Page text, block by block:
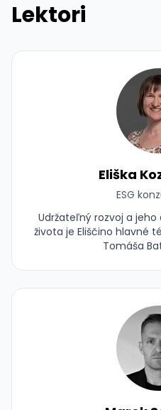
Lektori
Eliška
ESG
Udržateľný rozvoj a
života je Eliščino hlavné
Tomáša